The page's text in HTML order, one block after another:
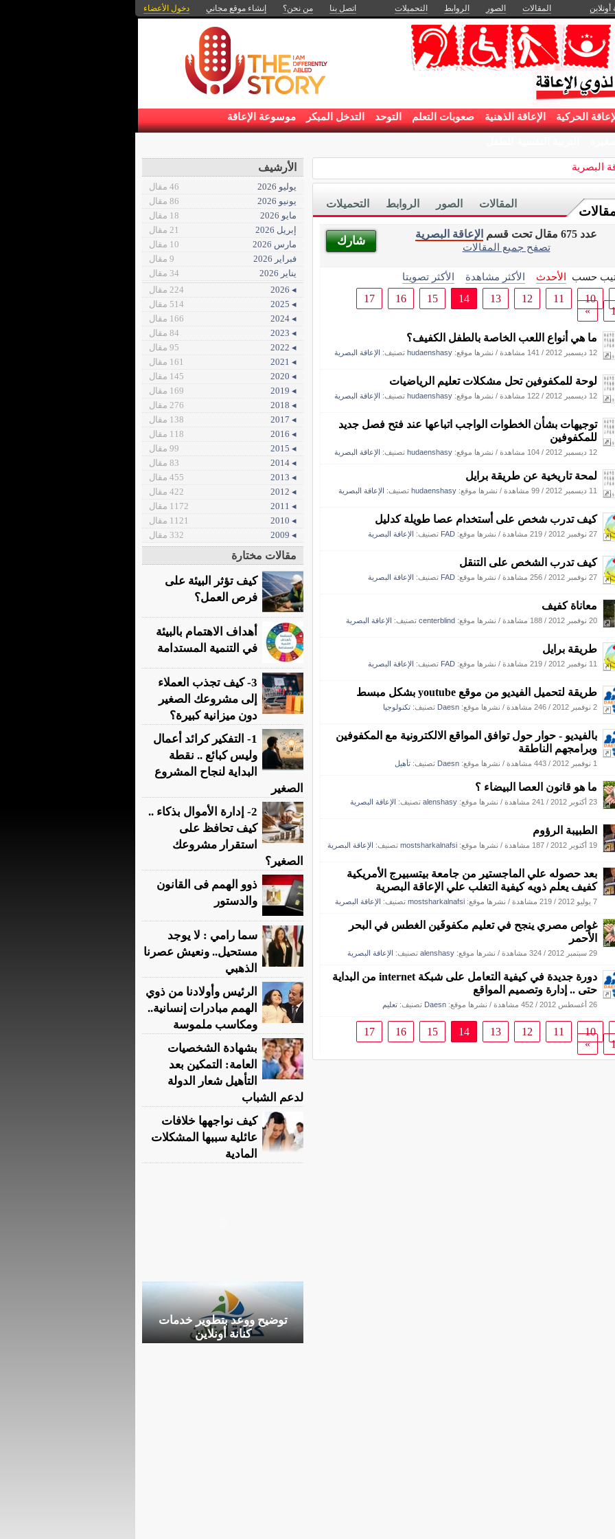
أونلاين المقالات الصور الروابط التحميلات اتصل بنا من نحن؟ إنشاء موقع مجاني دخول الأعضاء
الحركية الإعاقة الذهنية صعوبات التعلم التوحد التدخل المبكر موسوعة الإعاقة
البصرية
التحميلات الروابط الصور المقالات
شارك
عدد 675 مقال تحت قسم
الإعاقة البصرية
تصفح جميع المقالات
حسب الأحدث الأكثر مشاهدة
الأكثر تصويتا
10
11
12
13
14
15
16
17
»
ما هي أنواع اللعب الخاصة بالطفل الكفيف؟
12 ديسمبر 2012 / 141 مشاهدة / نشرها موقع: hudaenshasy تصنيف: الإعاقة البصرية
لوحة للمكفوفين تحل مشكلات تعليم الرياضيات
12 ديسمبر 2012 / 122 مشاهدة / نشرها موقع: hudaenshasy تصنيف: الإعاقة البصرية
توجيهات بشأن الخطوات الواجب اتباعها عند فتح فصل جديد
للمكفوفين
12 ديسمبر 2012 / 104 مشاهدة / نشرها موقع: hudaenshasy تصنيف: الإعاقة البصرية
لمحة تاريخية عن طريقة برايل
11 ديسمبر 2012 / 99 مشاهدة / نشرها موقع: hudaenshasy تصنيف: الإعاقة البصرية
كيف تدرب شخص على أستخدام عصا طويلة كدليل
27 نوفمبر 2012 / 219 مشاهدة / نشرها موقع: FAD تصنيف: الإعاقة البصرية
كيف تدرب الشخص على التنقل
27 نوفمبر 2012 / 256 مشاهدة / نشرها موقع: FAD تصنيف: الإعاقة البصرية
معاناة كفيف
20 نوفمبر 2012 / 188 مشاهدة / نشرها موقع: centerblind تصنيف: الإعاقة البصرية
طريقة برايل
11 نوفمبر 2012 / 219 مشاهدة / نشرها موقع: FAD تصنيف: الإعاقة البصرية
طريقة لتحميل الفيديو من موقع youtube بشكل مبسط
2 نوفمبر 2012 / 246 مشاهدة / نشرها موقع: Daesn تصنيف: تكنولوجيا
بالفيديو - حوار حول توافق المواقع الالكترونية مع المكفوفين
وبرامجهم الناطقة
1 نوفمبر 2012 / 443 مشاهدة / نشرها موقع: Daesn تصنيف: تأهيل
ما هو قانون العصا البيضاء ؟
23 أكتوبر 2012 / 241 مشاهدة / نشرها موقع: alenshasy تصنيف: الإعاقة البصرية
الطبيبة الرؤوم
19 أكتوبر 2012 / 187 مشاهدة / نشرها موقع: mostsharkalnafsi تصنيف: الإعاقة البصرية
بعد حصوله علي الماجستير من جامعة بيتسبيرج الأمريكية
كفيف يعلم ذويه كيفية التغلب علي الإعاقة البصرية
7 يوليو 2012 / 219 مشاهدة / نشرها موقع: mostsharkalnafsi تصنيف: الإعاقة البصرية
غواص مصري ينجح في تعليم مكفوفَين الغطس في البحر
الأحمر
29 سبتمبر 2012 / 324 مشاهدة / نشرها موقع: alenshasy تصنيف: الإعاقة البصرية
دورة جديدة في كيفية التعامل على شبكة internet من البداية
حتى .. إدارة وتصميم المواقع
26 أغسطس 2012 / 452 مشاهدة / نشرها موقع: Daesn تصنيف: تعليم
10
11
12
13
14
15
16
17
»
الأرشيف
يوليو 2026
46 مقال
يونيو 2026
86 مقال
مايو 2026
18 مقال
إبريل 2026
21 مقال
مارس 2026
10 مقال
فبراير 2026
9 مقال
يناير 2026
34 مقال
◂ 2026
224 مقال
◂ 2025
514 مقال
◂ 2024
166 مقال
◂ 2023
84 مقال
◂ 2022
95 مقال
◂ 2021
161 مقال
◂ 2020
145 مقال
◂ 2019
169 مقال
◂ 2018
276 مقال
◂ 2017
138 مقال
◂ 2016
118 مقال
◂ 2015
99 مقال
◂ 2014
83 مقال
◂ 2013
455 مقال
◂ 2012
422 مقال
◂ 2011
1172 مقال
◂ 2010
1121 مقال
◂ 2009
332 مقال
مقالات مختارة
كيف تؤثر البيئة على
فرص العمل؟
أهداف الاهتمام بالبيئة
في التنمية المستدامة
3- كيف تجذب العملاء
إلى مشروعك الصغير
دون ميزانية كبيرة؟
1- التفكير كرائد أعمال
وليس كبائع .. نقطة
البداية لنجاح المشروع
الصغير
2- إدارة الأموال بذكاء ..
كيف تحافظ على
استقرار مشروعك
الصغير؟
ذوو الهمم فى القانون
والدستور
سما رامي : لا يوجد
مستحيل.. ونعيش عصرنا
الذهبي
الرئيس وأولادنا من ذوي
الهمم مبادرات إنسانية..
ومكاسب ملموسة
بشهادة الشخصيات
العامة: التمكين بعد
التأهيل شعار الدولة
لدعم الشباب
كيف نواجهها خلافات
عائلية سببها المشكلات
المادية
توضيح ووعد بتطوير خدمات
كنانة أونلاين